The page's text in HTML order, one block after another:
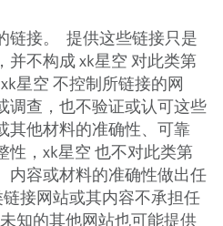
链接。 提供这些链接只是
并不构成 xk星空 对此类第
星空 不控制所链接的网
调查，也不验证或认可这些
其他材料的准确性、可靠
性，xk星空 也不对此类第
内容或材料的准确性做出任
接网站或其内容不承担任
知的其他网站也可能提供